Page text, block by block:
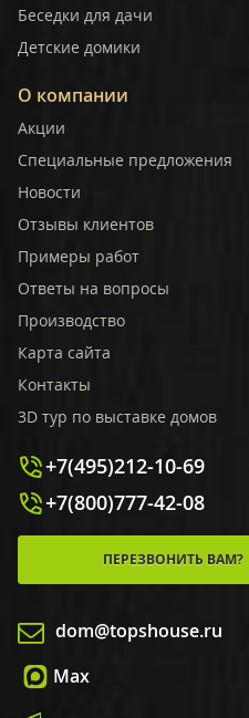
Беседки для дачи
Детские домики
О компании
Акции
Специальные предложения
Новости
Отзывы клиентов
Примеры работ
Ответы на вопросы
Производство
Карта сайта
Контакты
3D тур по выставке домов
+7(495)212-10-69
+7(800)777-42-08
ПЕРЕЗВОНИТЬ ВАМ?
dom@topshouse.ru
Max